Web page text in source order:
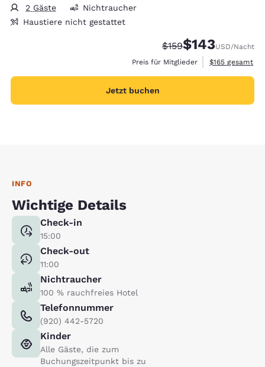
2 Gäste
Nichtraucher
Haustiere nicht gestattet
Durchgestrichener
$159Vergünstigter
$143USD/Nacht
Preis für Mitglieder
Geschätzte
$165 gesamt
Jetzt buchen
INFO
Wichtige Details
Check-in
15:00
Check-out
11:00
Nichtraucher
100 % rauchfreies Hotel
Telefonnummer
(920) 442-5720
Kinder
Alle Gäste, die zum
Buchungszeitpunkt bis zu